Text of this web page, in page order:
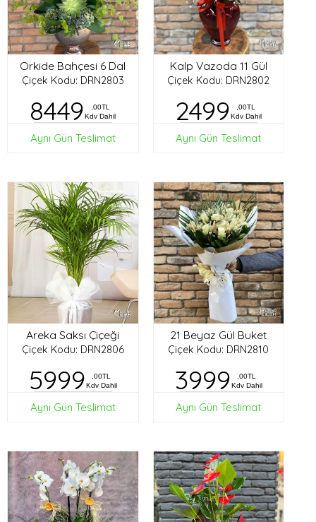
Orkide Bahçesi 6 Dal
Çiçek Kodu: DRN2803
8449
,00TL
Kdv Dahil
Aynı Gün Teslimat
Kalp Vazoda 11 Gül
Çiçek Kodu: DRN2802
2499
,00TL
Kdv Dahil
Aynı Gün Teslimat
Areka Saksı Çiçeği
Çiçek Kodu: DRN2806
5999
,00TL
Kdv Dahil
Aynı Gün Teslimat
21 Beyaz Gül Buket
Çiçek Kodu: DRN2810
3999
,00TL
Kdv Dahil
Aynı Gün Teslimat